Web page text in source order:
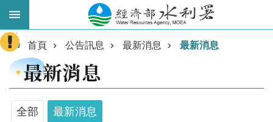
跳到主要內容區塊
進
階
搜
:::
首頁 公告訊息 最新消息 最新消息
最新消息
全部 最新消息